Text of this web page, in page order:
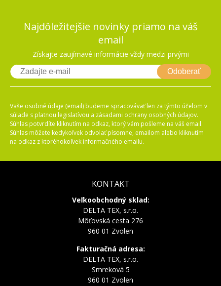
Najdôležitejšie novinky priamo na váš
email
Získajte zaujímavé informácie vždy medzi prvými
Odoberať
Vaše osobné údaje (email) budeme spracovávať len za týmto účelom v
súlade s platnou legislatívou a zásadami ochrany osobných údajov.
Súhlas potvrdíte kliknutím na odkaz, ktorý vám pošleme na váš email.
Súhlas môžete kedykoľvek odvolať písomne, emailom alebo kliknutím
na odkaz z ktoréhokoľvek informačného emailu.
KONTAKT
Veľkoobchodný sklad:
DELTA TEX, s.r.o.
Môťovská cesta 276
960 01 Zvolen
Fakturačná adresa:
DELTA TEX, s.r.o.
Smreková 5
960 01 Zvolen